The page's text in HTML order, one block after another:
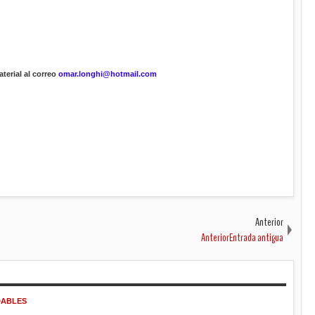
al correo omar.longhi@hotmail.com
Anterior
AnteriorEntrada antigua